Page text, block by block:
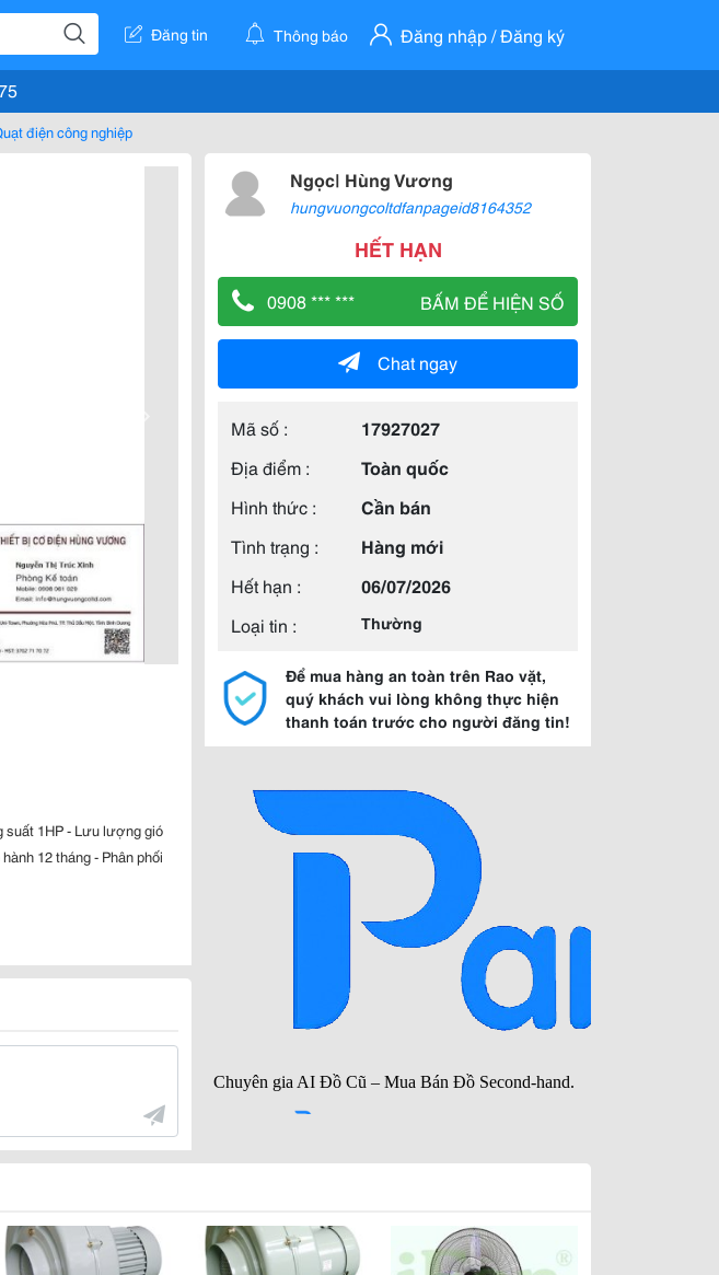
Đăng tin Thông báo Đăng nhập / Đăng ký
điện công nghiệp
suất 1HP - Lưu lượng gió
12 tháng - Phân phối
Ngọc| Hùng Vương
hungvuongcoltdfanpageid8164352
HẾT HẠN
0908 *** *** BẤM ĐỂ HIỆN SỐ
Chat ngay
Mã số :
17927027
Địa điểm :
Toàn quốc
Hình thức :
Cần bán
Tình trạng :
Hàng mới
Hết hạn :
06/07/2026
Loại tin :
Thường
Để mua hàng an toàn trên Rao vặt,
quý khách vui lòng không thực hiện
thanh toán trước cho người đăng tin!